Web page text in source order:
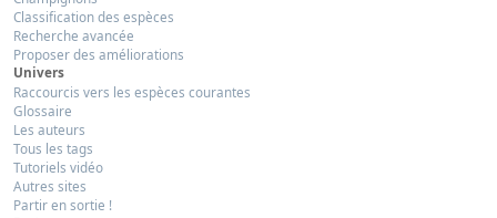
Classification des espèces
Recherche avancée
Proposer des améliorations
Univers
Raccourcis vers les espèces courantes
Glossaire
Les auteurs
Tous les tags
Tutoriels vidéo
Autres sites
Partir en sortie !